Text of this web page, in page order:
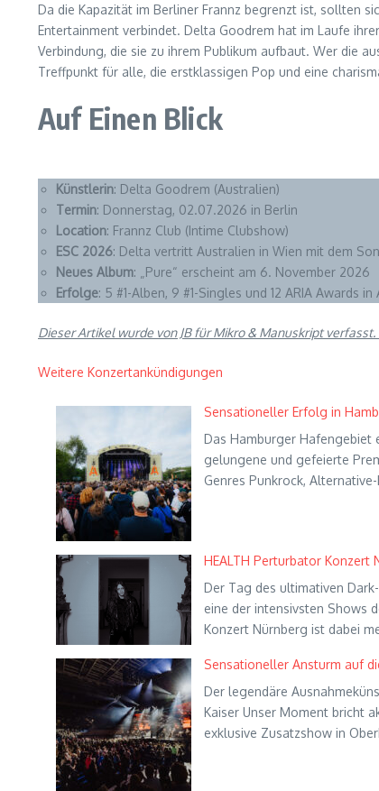
Da die Kapazität im Berliner Frannz begrenzt ist, sollten
Entertainment verbindet. Delta Goodrem hat im Laufe
Verbindung, die sie zu ihrem Publikum aufbaut. Wer die
Treffpunkt für alle, die erstklassigen Pop und eine
Auf Einen Blick
Künstlerin: Delta Goodrem (Australien)
Termin: Donnerstag, 02.07.2026 in Berlin
Location: Frannz Club (Intime Clubshow)
ESC 2026: Delta vertritt Australien in Wien mit dem
Neues Album: „Pure“ erscheint am 6. November 2026
Erfolge: 5 #1-Alben, 9 #1-Singles und 12 ARIA Awards in
Dieser Artikel wurde von JB für Mikro & Manuskript
Weitere Konzertankündigungen
Sensationeller Erfolg in
Das Hamburger Hafengebiet
gelungene und gefeierte
Genres Punkrock,
HEALTH Perturbator Konzert
Der Tag des ultimativen
eine der intensivsten Shows
Konzert Nürnberg ist dabei
Sensationeller Ansturm auf
Der legendäre
Kaiser Unser Moment bricht
exklusive Zusatzshow in